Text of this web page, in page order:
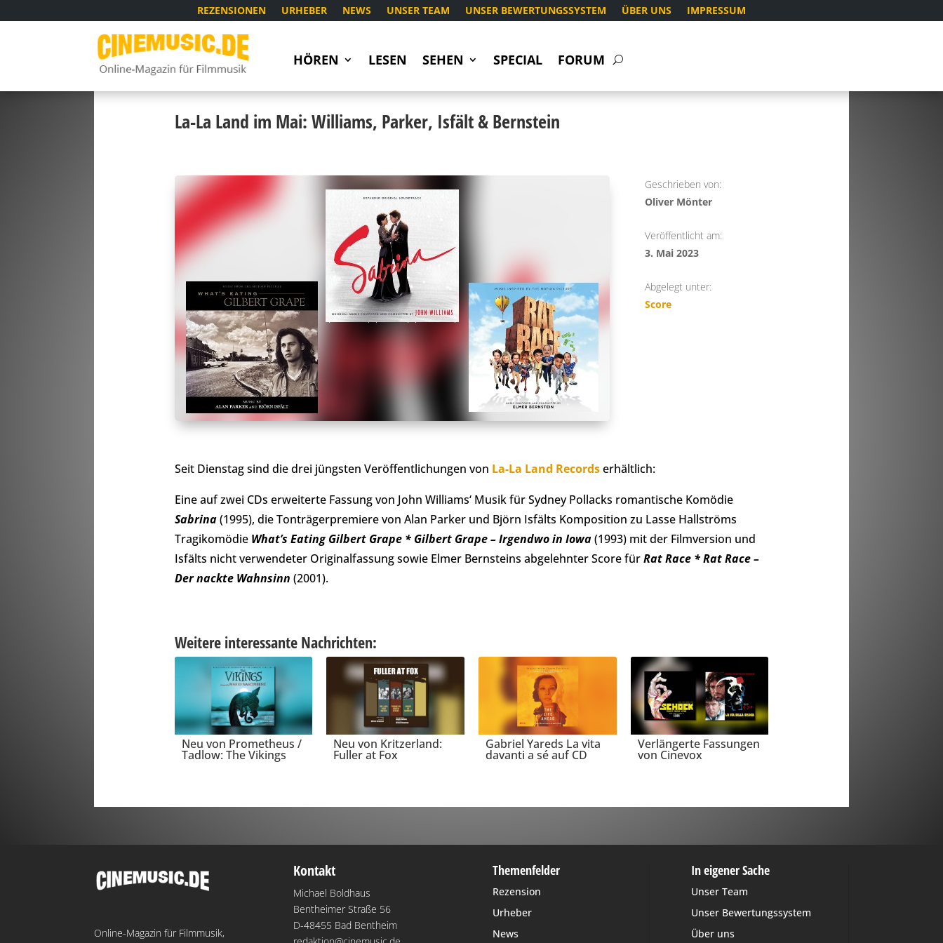
REZENSIONEN URHEBER NEWS UNSER TEAM UNSER BEWERTUNGSSYSTEM ÜBER UNS IMPRESSUM
HÖREN LESEN SEHEN SPECIAL FORUM
La-La Land im Mai: Williams, Parker, Isfält & Bernstein
Geschrieben von:
Oliver Mönter
Veröffentlicht am:
3. Mai 2023
Abgelegt unter:
Score
Seit Dienstag sind die drei jüngsten Veröffentlichungen von La-La Land Recordserhältlich:
Eine auf zwei CDs erweiterte Fassung von John Williams‘ Musik für Sydney Pollacks romantische Komödie
Sabrina(1995), die Tonträgerpremiere von Alan Parker und Björn Isfälts Komposition zu Lasse Hallströms
Tragikomödie What’s Eating Gilbert Grape * Gilbert Grape – Irgendwo in Iowa(1993) mit der Filmversion und
Isfälts nicht verwendeter Originalfassung sowie Elmer Bernsteins abgelehnter Score fürRat Race * Rat Race –
Der nackte Wahnsinn (2001).
Weitere interessante Nachrichten:
Neu von Prometheus /
Tadlow: The Vikings
Neu von Kritzerland:
Fuller at Fox
Gabriel Yareds La vita
davanti a sé auf CD
Verlängerte Fassungen
von Cinevox
Online-Magazin für Filmmusik,
Kontakt
Michael Boldhaus
Bentheimer Straße 56
D-48455 Bad Bentheim
Themenfelder
Rezension
Urheber
News
In eigener Sache
Unser Team
Unser Bewertungssystem
Über uns